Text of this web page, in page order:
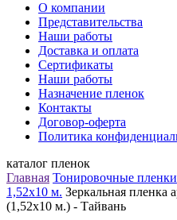
О компании
Представительства
Наши работы
Доставка и оплата
Сертификаты
Наши работы
Назначение пленок
Контакты
Договор-оферта
Политика
каталог пленок
Главная Тонировочные пленки
1,52х10 м. Зеркальная пленка
(1,52х10 м.) - Тайвань